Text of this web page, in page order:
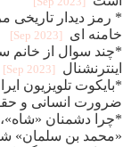
* رمز دیدار تاریخی
خامنه ای
[2023 Sep]
*چند سوال از خانم
اینترنشنال
[2023 Sep]
*بایکوت تلویزیون
ضرورت انسانی و
*چرا دشمنان «شاه»،
«محمد بن سلمان»